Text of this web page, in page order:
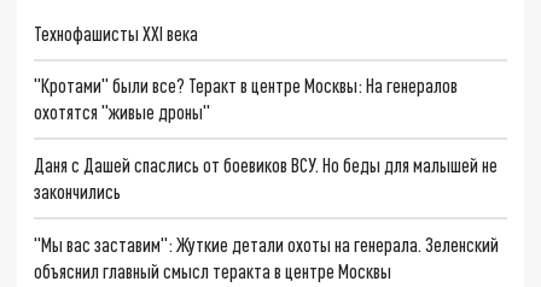
Технофашисты XXI века
"Кротами" были все? Теракт в центре Москвы: На генералов
охотятся "живые дроны"
Даня с Дашей спаслись от боевиков ВСУ. Но беды для малышей не
закончились
"Мы вас заставим": Жуткие детали охоты на генерала. Зеленский
объяснил главный смысл теракта в центре Москвы